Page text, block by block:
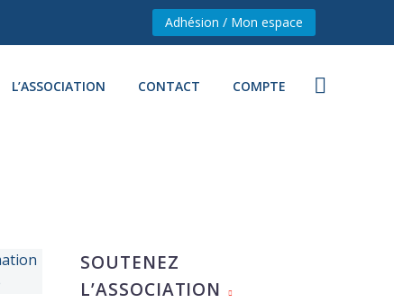
Adhésion / Mon espace
L’ASSOCIATION CONTACT COMPTE
SOUTENEZ
L’ASSOCIATION